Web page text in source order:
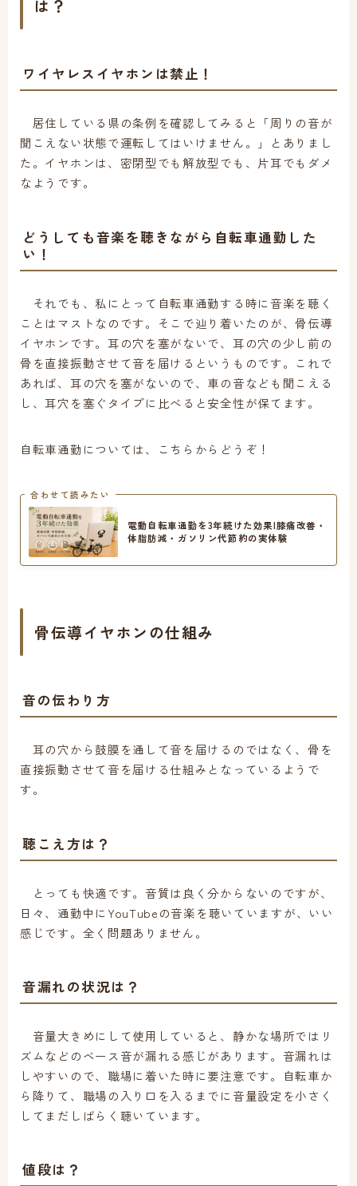
は？
ワイヤレスイヤホンは禁止！
居住している県の条例を確認してみると「周りの音が
聞こえない状態で運転してはいけません。」とありまし
た。イヤホンは、密閉型でも解放型でも、片耳でもダメ
なようです。
どうしても音楽を聴きながら自転車通勤した
い！
それでも、私にとって自転車通勤する時に音楽を聴く
ことはマストなのです。そこで辿り着いたのが、骨伝導
イヤホンです。耳の穴を塞がないで、耳の穴の少し前の
骨を直接振動させて音を届けるというものです。これで
あれば、耳の穴を塞がないので、車の音なども聞こえる
し、耳穴を塞ぐタイプに比べると安全性が保てます。
自転車通勤については、こちらからどうぞ！
合わせて読みたい
電動自転車通勤を3年続けた効果|膝痛改善・
体脂肪減・ガソリン代節約の実体験
骨伝導イヤホンの仕組み
音の伝わり方
耳の穴から鼓膜を通して音を届けるのではなく、骨を
直接振動させて音を届ける仕組みとなっているようで
す。
聴こえ方は？
とっても快適です。音質は良く分からないのですが、
日々、通勤中にYouTubeの音楽を聴いていますが、いい
感じです。全く問題ありません。
音漏れの状況は？
音量大きめにして使用していると、静かな場所ではリ
ズムなどのベース音が漏れる感じがあります。音漏れは
しやすいので、職場に着いた時に要注意です。自転車か
ら降りて、職場の入り口を入るまでに音量設定を小さく
してまだしばらく聴いています。
値段は？